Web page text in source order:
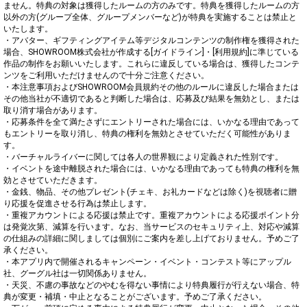
ません。特典の対象は獲得したルームの方のみです。特典を獲得したルームの方
以外の方(グループ全体、グループメンバーなど)が特典を実施することは禁止と
いたします。
・アバター、ギフティングアイテム等デジタルコンテンツの制作権を獲得された
場合、SHOWROOM株式会社が作成する[ガイドライン]・[利用規約]に準じている
作品の制作をお願いいたします。これらに違反している場合は、獲得したコンテ
ンツをご利用いただけませんので十分ご注意ください。
・本注意事項およびSHOWROOM会員規約その他のルールに違反した場合または
その他当社が不適切であると判断した場合は、応募及び結果を無効とし、または
取り消す場合があります。
・応募条件を全て満たさずにエントリーされた場合には、いかなる理由であって
もエントリーを取り消し、特典の権利を無効とさせていただく可能性がありま
す。
・バーチャルライバーに関しては各人の世界観により定義された性別です。
・イベントを途中離脱された場合には、いかなる理由であっても特典の権利を無
効とさせていただきます。
・金銭、物品、その他プレゼント(チェキ、お礼カードなどは除く)を視聴者に贈
り応援を促進させる行為は禁止します。
・重複アカウントによる応援は禁止です。重複アカウントによる応援ポイント分
は発覚次第、減算を行います。なお、当サービスのセキュリティ上、対応や減算
の仕組みの詳細に関しましては個別にご案内を差し上げておりません。予めご了
承ください。
・本アプリ内で開催されるキャンペーン・イベント・コンテスト等にアップル
社、グーグル社は一切関係ありません。
・天災、不慮の事故などのやむを得ない事情により特典履行が行えない場合、特
典が変更・補填・中止となることがございます。予めご了承ください。